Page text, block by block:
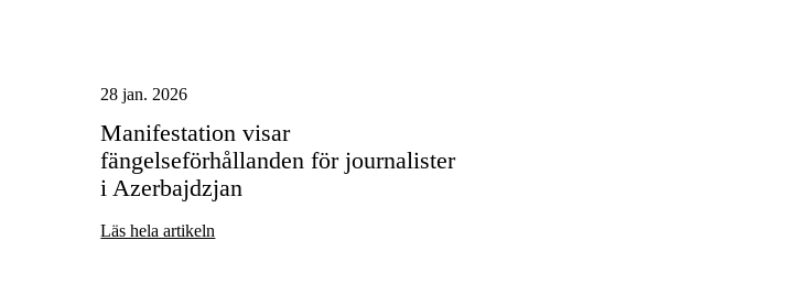
28 jan. 2026
Manifestation visar
fängelseförhållanden för journalister
i Azerbajdzjan
Läs hela artikeln